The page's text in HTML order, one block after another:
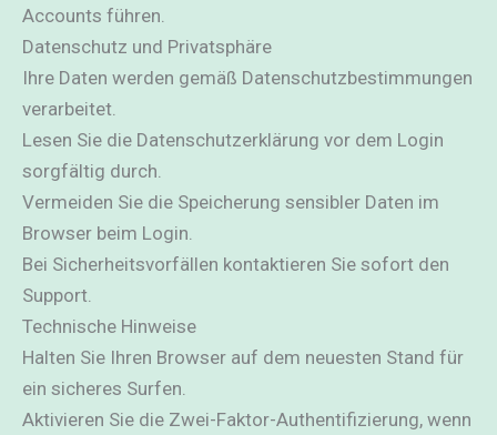
Accounts führen.
Datenschutz und Privatsphäre
Ihre Daten werden gemäß Datenschutzbestimmungen
verarbeitet.
Lesen Sie die Datenschutzerklärung vor dem Login
sorgfältig durch.
Vermeiden Sie die Speicherung sensibler Daten im
Browser beim Login.
Bei Sicherheitsvorfällen kontaktieren Sie sofort den
Support.
Technische Hinweise
Halten Sie Ihren Browser auf dem neuesten Stand für
ein sicheres Surfen.
Aktivieren Sie die Zwei-Faktor-Authentifizierung, wenn